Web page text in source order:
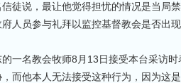
信徒说，最让他觉得担忧的情况是当局
府人员参与礼拜以监控基督教会是否出现
的一名教会牧师8月13日接受本台采访
而他本人无法接受这种行为，因为这